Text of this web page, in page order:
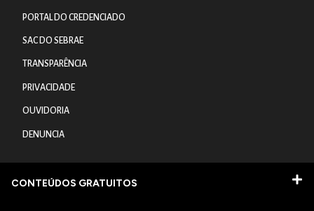
PORTAL DO CREDENCIADO
SAC DO SEBRAE
TRANSPARÊNCIA
PRIVACIDADE
OUVIDORIA
DENUNCIA
CONTEÚDOS GRATUITOS